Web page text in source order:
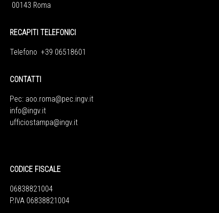
00143 Roma
RECAPITI TELEFONICI
Telefono +39 06518601
CONTATTI
Pec: aoo.roma@pec.ingv.it
info@ingv.it
ufficiostampa@ingv.it
CODICE FISCALE
06838821004
P.IVA 06838821004